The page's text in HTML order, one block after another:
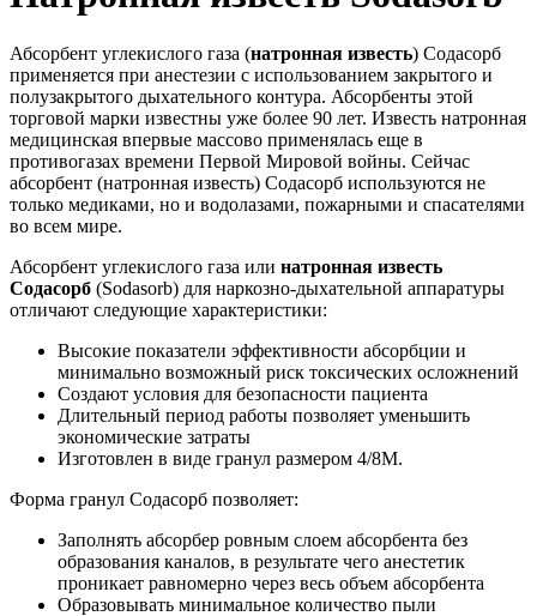
Абсорбент углекислого газа (натронная известь) Содасорб
применяется при анестезии с использованием закрытого и
полузакрытого дыхательного контура. Абсорбенты этой
торговой марки известны уже более 90 лет. Известь натронная
медицинская впервые массово применялась еще в
противогазах времени Первой Мировой войны. Сейчас
абсорбент (натронная известь) Содасорб используются не
только медиками, но и водолазами, пожарными и спасателями
во всем мире.
Абсорбент углекислого газа или натронная известь
Содасорб (Sodasorb) для наркозно-дыхательной аппаратуры
отличают следующие характеристики:
Высокие показатели эффективности абсорбции и
минимально возможный риск токсических осложнений
Cоздают условия для безопасности пациента
Длительный период работы позволяет уменьшить
экономические затраты
Изготовлен в виде гранул размером 4/8М.
Форма гранул Содасорб позволяет:
Заполнять абсорбер ровным слоем абсорбента без
образования каналов, в результате чего анестетик
проникает равномерно через весь объем абсорбента
Образовывать минимальное количество пыли